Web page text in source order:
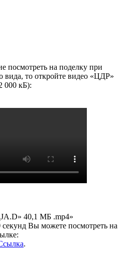
посмотреть на поделку при
вида, то откройте видео «ЦДР»
000 кБ):
40,1 МБ .mp4»
Вы можете посмотреть на
.